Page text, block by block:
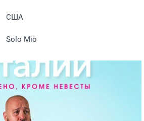
США
Solo Mio